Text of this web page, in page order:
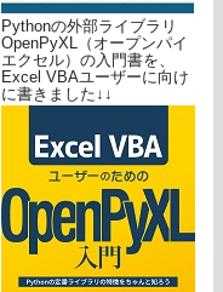
Pythonの外部ライブラリ
OpenPyXL（オープンパイ
エクセル）の入門書を、
Excel VBAユーザーに向け
に書きました↓↓